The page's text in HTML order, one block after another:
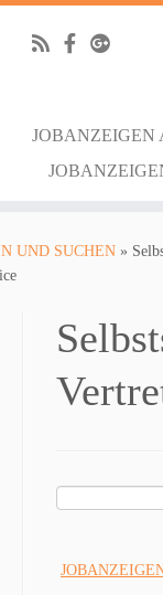
JOBANZEIGEN
UND SUCHEN »